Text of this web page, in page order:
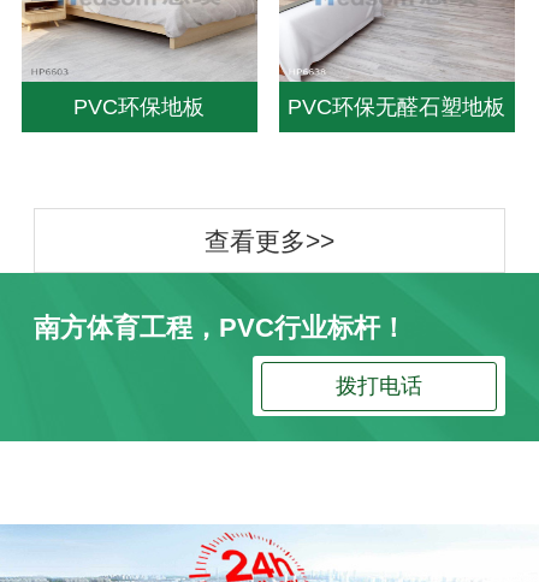
PVC环保地板 PVC环保无醛石塑地板
查看更多>>
南方体育工程，PVC行业标杆！
拨打电话